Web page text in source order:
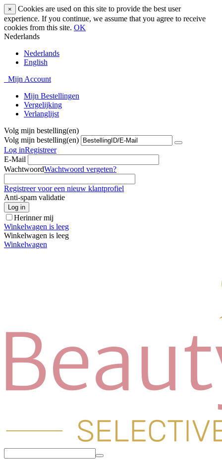
×
Cookies are used on this site to provide the best user
experience. If you continue, we assume that you agree to receive
cookies from this site. OK
Nederlands
Nederlands
English
Mijn Account
Mijn Bestellingen
Vergelijking
Verlanglijst
Volg mijn bestelling(en)
Volg mijn bestelling(en)
Log inRegistreer
E-Mail
WachtwoordWachtwoord vergeten?
Registreer voor een nieuw klantprofiel
Anti-spam validatie
Log in
Herinner mij
Winkelwagen is leeg
Winkelwagen is leeg
Winkelwagen